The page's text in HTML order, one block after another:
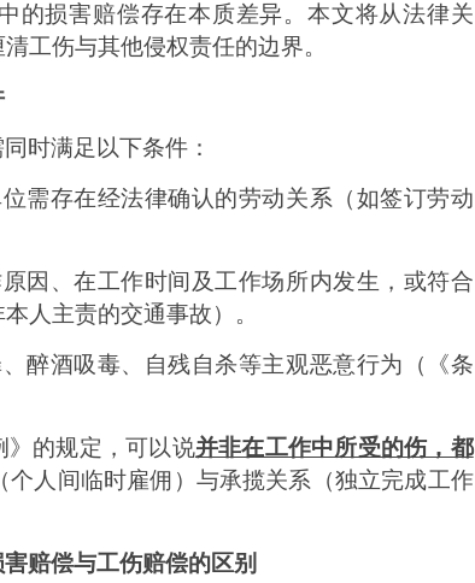
的损害赔偿存在本质差异。本文将从法律关
工伤与其他侵权责任的边界。
时满足以下条件：
需存在经法律确认的劳动关系（如签订劳动
因、在工作时间及工作场所内发生，或符合
本人主责的交通事故）。
醉酒吸毒、自残自杀等主观恶意行为（《条
》的规定，可以说并非在工作中所受的伤，都
个人间临时雇佣）与承揽关系（独立完成工作
赔偿与工伤赔偿的区别